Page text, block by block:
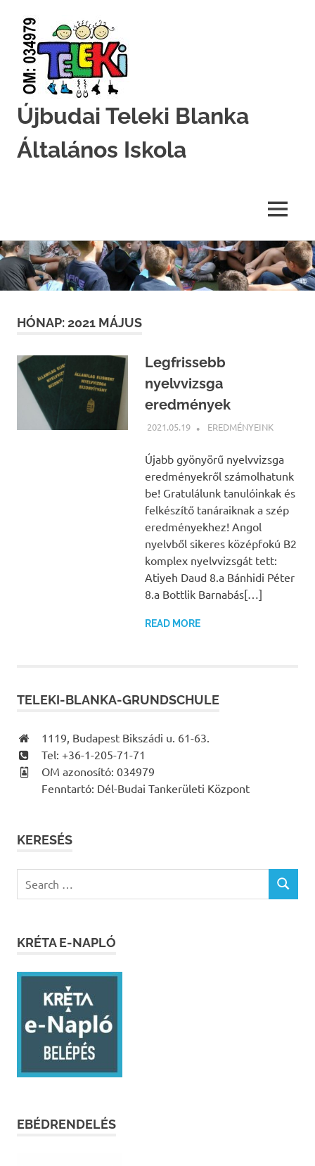
Skip
to
content
Újbudai Teleki Blanka
Általános Iskola
MENU
HÓNAP:2021 MÁJUS
Legfrissebb
nyelvvizsga
eredmények
2021.05.19 NBEA
EREDMÉNYEINK
Újabb gyönyörű nyelvvizsga
eredményekről számolhatunk
be! Gratulálunk tanulóinkak és
felkészítő tanáraiknak a szép
eredményekhez! Angol
nyelvből sikeres középfokú B2
komplex nyelvvizsgát tett:
Atiyeh Daud 8.a Bánhidi Péter
8.a Bottlik Barnabás[…]
READ MORE
TELEKI-BLANKA-GRUNDSCHULE
1119, Budapest Bikszádi u. 61-63.
Tel: +36-1-205-71-71
OM azonosító: 034979
Fenntartó: Dél-Budai Tankerületi Központ
KERESÉS
SEARCH
KRÉTA E-NAPLÓ
EBÉDRENDELÉS